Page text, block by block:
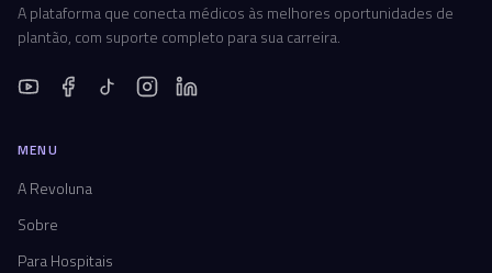
A plataforma que conecta médicos às melhores oportunidades de
plantão, com suporte completo para sua carreira.
MENU
A Revoluna
Sobre
Para Hospitais